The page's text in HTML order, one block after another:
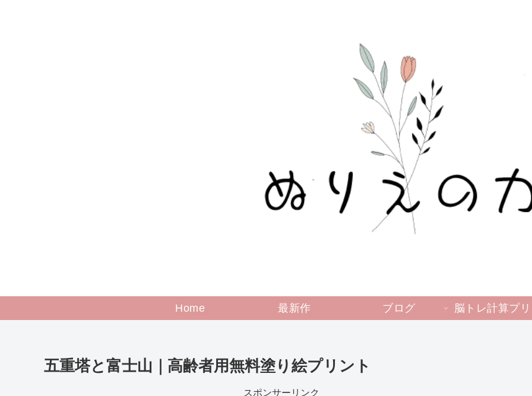
Home 最新作 ブログ 脳トレ計算プリ
五重塔と富士山｜高齢者用無料塗り絵プリント
スポンサーリンク